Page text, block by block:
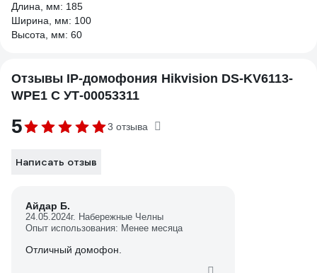
Длина, мм: 185
Ширина, мм: 100
Высота, мм: 60
Отзывы IP-домофония Hikvision DS-KV6113-
WPE1 C УТ-00053311
5 3 отзыва
Написать отзыв
Айдар Б.
24.05.2024г. Набережные Челны
Опыт использования: Менее месяца
Отличный домофон.